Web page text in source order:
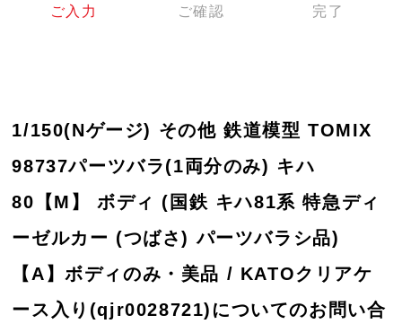
ご入力 ご確認 完了
1/150(Nゲージ) その他 鉄道模型 TOMIX
98737パーツバラ(1両分のみ) キハ
80【M】 ボディ (国鉄 キハ81系 特急ディ
ーゼルカー (つばさ) パーツバラシ品)
【A】ボディのみ・美品 / KATOクリアケ
ース入り(qjr0028721)についてのお問い合